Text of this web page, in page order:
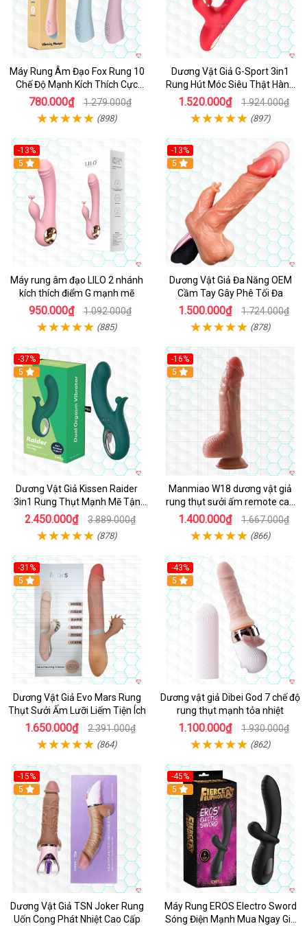
Máy Rung Âm Đạo Fox Rung 10
Chế Độ Mạnh Kích Thích Cực
Sướng
780.000₫ 1.279.000₫
(898)
Dương Vật Giả G-Sport 3in1
Rung Hút Móc Siêu Thật Hàng
Hot
1.520.000₫ 1.924.000₫
(897)
-13%
Hot
5
Máy rung âm đạo LILO 2 nhánh
kích thích điểm G mạnh mẽ
950.000₫ 1.092.000₫
(885)
-13%
Hot
5
Dương Vật Giả Đa Năng OEM
Cầm Tay Gây Phê Tối Đa
1.500.000₫ 1.724.000₫
(878)
-37%
Hot
5
Dương Vật Giả Kissen Raider
3in1 Rung Thụt Mạnh Mẽ Tận
Hưởng
2.450.000₫ 3.889.000₫
(878)
-16%
Hot
5
Manmiao W18 dương vật giả
rung thụt sưởi ấm remote cao
cấp
1.400.000₫ 1.667.000₫
(866)
-31%
5
Dương Vật Giả Evo Mars Rung
Thụt Sưởi Ấm Lưỡi Liếm Tiện Ích
1.650.000₫ 2.391.000₫
(864)
-43%
Hot
5
Dương vật giả Dibei God 7 chế độ
rung thụt mạnh tỏa nhiệt
1.100.000₫ 1.930.000₫
(862)
-15%
5
Dương Vật Giả TSN Joker Rung
Uốn Cong Phát Nhiệt Cao Cấp
-45%
5
Máy Rung EROS Electro Sword
Sóng Điện Mạnh Mua Ngay Giá